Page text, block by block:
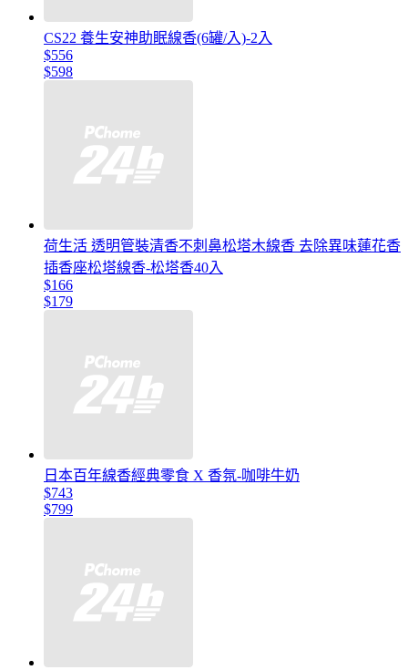
CS22 養生安神助眠線香(6罐/入)-2入
$556
$598
荷生活 透明管裝清香不刺鼻松塔木線香 去除異味蓮花香
插香座松塔線香-松塔香40入
$166
$179
日本百年線香經典零食 X 香氛-咖啡牛奶
$743
$799